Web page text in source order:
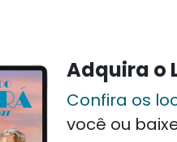
Adquira o
Confira os
você ou